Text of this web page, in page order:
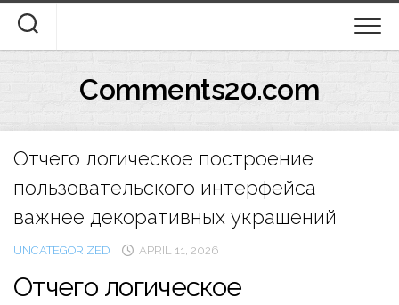
content
Comments20.com
Отчего логическое построение
пользовательского интерфейса
важнее декоративных украшений
UNCATEGORIZED APRIL 11, 2026
Отчего логическое